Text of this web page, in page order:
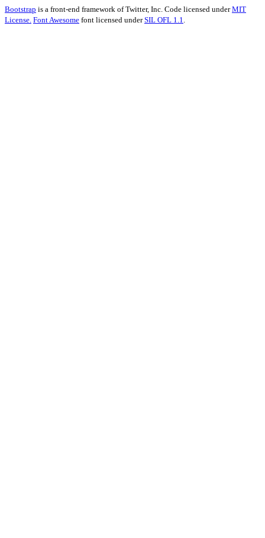
Bootstrap is a front-end framework of Twitter, Inc. Code licensed underMIT
License. Font Awesome font licensed underSIL OFL 1.1